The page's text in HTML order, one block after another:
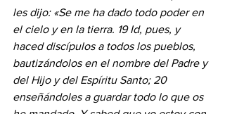
les dijo: «Se me ha dado todo poder en
el cielo y en la tierra. 19 Id, pues, y
haced discípulos a todos los pueblos,
bautizándolos en el nombre del Padre y
del Hijo y del Espíritu Santo; 20
enseñándoles a guardar todo lo que os